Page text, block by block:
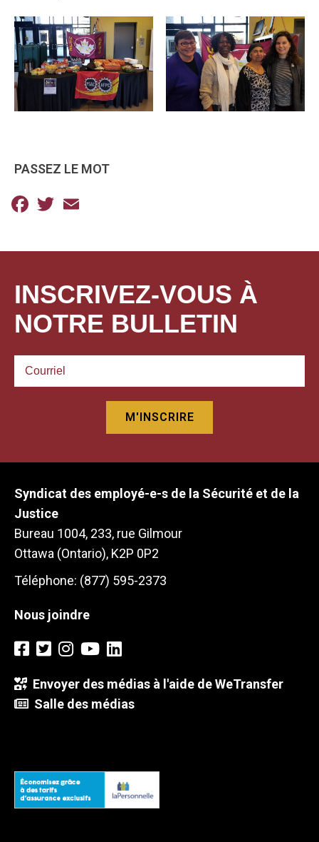
PASSEZ LE MOT
Facebook
Twitter
INSCRIVEZ-VOUS À
NOTRE BULLETIN
Syndicat des employé-e-s de la Sécurité et de la
Justice
Bureau 1004, 233, rue Gilmour
Ottawa (Ontario), K2P 0P2
Téléphone: (877) 595-2373
Nous joindre
Envoyer des médias à l'aide de WeTransfer
Salle des médias